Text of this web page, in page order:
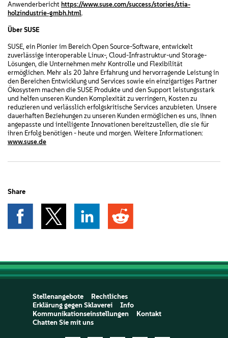
Anwenderbericht https://www.suse.com/success/stories/stia-
holzindustrie-gmbh.html.
Über SUSE
SUSE, ein Pionier im Bereich Open Source-Software, entwickelt
zuverlässige interoperable Linux-, Cloud-Infrastruktur-und Storage-
Lösungen, die Unternehmen mehr Kontrolle und Flexibilität
ermöglichen. Mehr als 20 Jahre Erfahrung und hervorragende Leistung in
den Bereichen Entwicklung und Services sowie ein einzigartiges Partner
Ökosystem machen die SUSE Produkte und den Support leistungsstark
und helfen unseren Kunden Komplexität zu verringern, Kosten zu
reduzieren und verlässlich erfolgskritische Services anzubieten. Unsere
dauerhaften Beziehungen zu unseren Kunden ermöglichen es uns, ihnen
angepasste und intelligente Innovationen bereitzustellen, die sie für
ihren Erfolg benötigen - heute und morgen. Weitere Informationen:
www.suse.de
Share
Stellenangebote
Rechtliches
Erklärung gegen Sklaverei
Info
Kommunikationseinstellungen
Kontakt
Chatten Sie mit uns